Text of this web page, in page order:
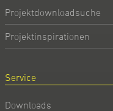
Projektdownloadsuche
Projektinspirationen
Service
Downloads